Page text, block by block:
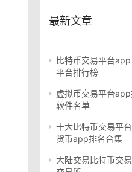
最新文章
比特币交易平台
平台排行榜
虚拟币交易平台
软件名单
十大比特币交易平
货币app排名合集
大陆交易比特币交